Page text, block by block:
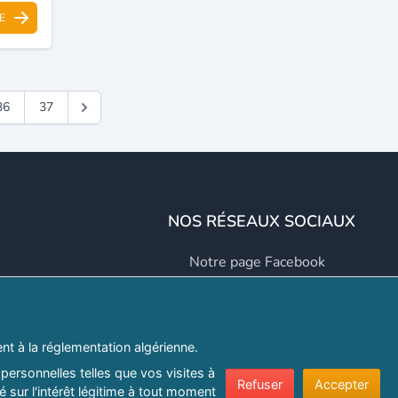
37
NOS RÉSEAUX SOCIAUX
Notre page Facebook
Notre page Twitter
à la réglementation algérienne.
telles que vos visites à
sur l'intérêt légitime à tout moment
Refuser Accepter